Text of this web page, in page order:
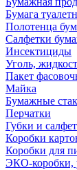
Бумага
Полотенца
Салфетки
Инсектициды
Уголь,
Пакет
Майка
Бумажные
Перчатки
Губки и
Коробки
Коробки для
ЭКО-коробки,